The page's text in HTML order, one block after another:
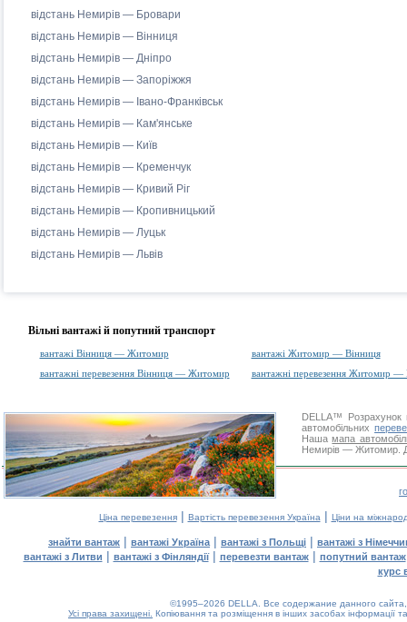
відстань Немирів — Бровари
відстань Немирів — Вінниця
відстань Немирів — Дніпро
відстань Немирів — Запоріжжя
відстань Немирів — Івано-Франківськ
відстань Немирів — Кам'янське
відстань Немирів — Київ
відстань Немирів — Кременчук
відстань Немирів — Кривий Ріг
відстань Немирів — Кропивницький
відстань Немирів — Луцьк
відстань Немирів — Львів
Вільні вантажі й попутний транспорт
вантажі Вінниця — Житомир
вантажі Житомир — Вінниця
вантажні перевезення Вінниця — Житомир
вантажні перевезення Житомир —
DELLA™
Розрахунок
автомобільних
Нашамапа
Немирів — Житомир.
Ціна перевезення| Вартість перевезення Україна | Ціни на
знайти вантаж | вантажі Україна | вантажі з Польщі | вантажі з
вантажі з Литви | вантажі з Фінляндії| перевезти вантаж| попутний вантаж
курс
©1995–2026 DELLA. Все содержание данного
Усі права захищені. Копіювання та розміщення в інших засобах інформації